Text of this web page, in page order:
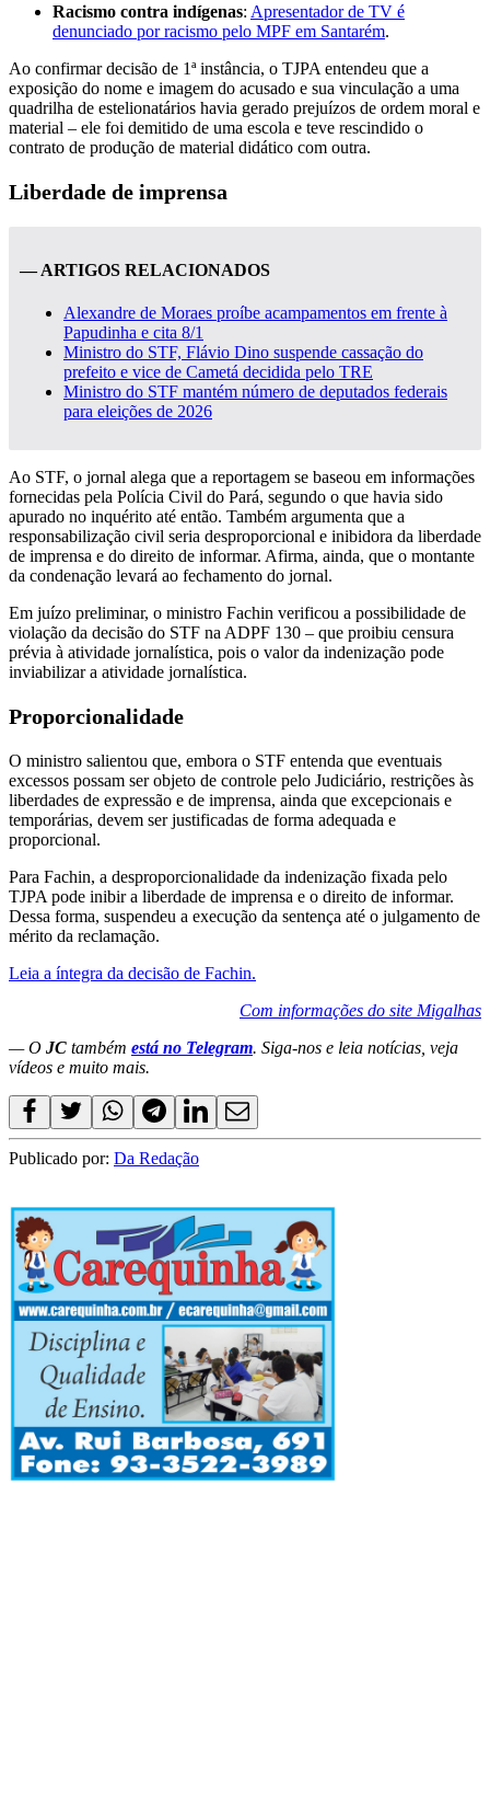
Racismo contra indígenas: Apresentador de TV é
denunciado por racismo pelo MPF em Santarém.
Ao confirmar decisão de 1ª instância, o TJPA entendeu que a
exposição do nome e imagem do acusado e sua vinculação a uma
quadrilha de estelionatários havia gerado prejuízos de ordem moral e
material – ele foi demitido de uma escola e teve rescindido o
contrato de produção de material didático com outra.
Liberdade de imprensa
— ARTIGOS RELACIONADOS
Alexandre de Moraes proíbe acampamentos em frente à
Papudinha e cita 8/1
Ministro do STF, Flávio Dino suspende cassação do
prefeito e vice de Cametá decidida pelo TRE
Ministro do STF mantém número de deputados federais
para eleições de 2026
Ao STF, o jornal alega que a reportagem se baseou em informações
fornecidas pela Polícia Civil do Pará, segundo o que havia sido
apurado no inquérito até então. Também argumenta que a
responsabilização civil seria desproporcional e inibidora da liberdade
de imprensa e do direito de informar. Afirma, ainda, que o montante
da condenação levará ao fechamento do jornal.
Em juízo preliminar, o ministro Fachin verificou a possibilidade de
violação da decisão do STF na ADPF 130 – que proibiu censura
prévia à atividade jornalística, pois o valor da indenização pode
inviabilizar a atividade jornalística.
Proporcionalidade
O ministro salientou que, embora o STF entenda que eventuais
excessos possam ser objeto de controle pelo Judiciário, restrições às
liberdades de expressão e de imprensa, ainda que excepcionais e
temporárias, devem ser justificadas de forma adequada e
proporcional.
Para Fachin, a desproporcionalidade da indenização fixada pelo
TJPA pode inibir a liberdade de imprensa e o direito de informar.
Dessa forma, suspendeu a execução da sentença até o julgamento de
mérito da reclamação.
Leia a íntegra da decisão de Fachin.
Com informações do site Migalhas
— O JC também está no Telegram. Siga-nos e leia notícias, veja
vídeos e muito mais.
Publicado por: Da Redação